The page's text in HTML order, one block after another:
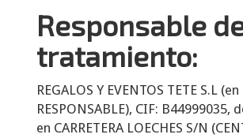
Responsable
tratamiento:
REGALOS Y EVENTOS TETE S.L (en
RESPONSABLE), CIF: B44999035,
en CARRETERA LOECHES S/N